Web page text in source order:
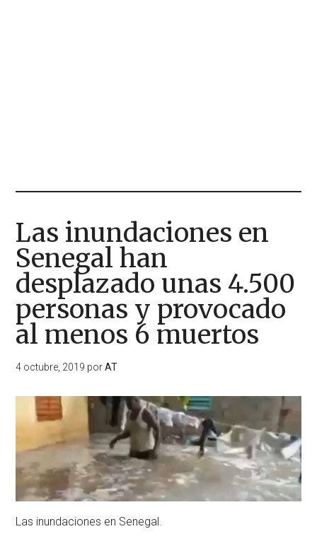
Las inundaciones en
Senegal han
desplazado unas 4.500
personas y provocado
al menos 6 muertos
4 octubre, 2019 porAT
Las inundaciones en Senegal.